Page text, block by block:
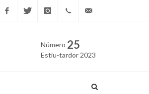
40 40
Número 25
Estiu-tardor 2023